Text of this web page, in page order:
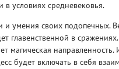
в условиях средневековья.
умения своих подопечных.
главенственной в
магическая
будет включать в себя
OF THE ERDTREE